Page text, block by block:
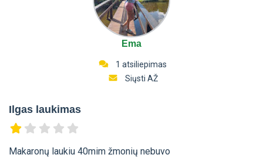
Ema
1 atsiliepimas
Siųsti AŽ
Ilgas laukimas
Makaronų laukiu 40mim žmonių nebuvo